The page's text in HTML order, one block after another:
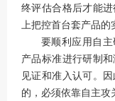
终评估合格后才能
上把控首台套产品的
要顺利应用自
产品标准进行研制
见证和准入认可。
的，必须依靠自主攻